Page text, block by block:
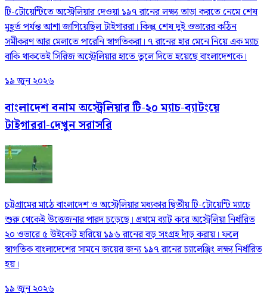
টি-টোয়েন্টিতে অস্ট্রেলিয়ার দেওয়া ১৯৭ রানের লক্ষ্য তাড়া করতে নেমে শেষ
মুহূর্ত পর্যন্ত আশা জাগিয়েছিল টাইগাররা। কিন্তু শেষ দুই ওভারের কঠিন
সমীকরণ আর মেলাতে পারেনি স্বাগতিকরা। ৭ রানের হার মেনে নিয়ে এক ম্যাচ
বাকি থাকতেই সিরিজ অস্ট্রেলিয়ার হাতে তুলে দিতে হয়েছে বাংলাদেশকে।
১৯ জুন ২০২৬
বাংলাদেশ বনাম অস্ট্রেলিয়ার টি-২০ ম্যাচ-ব্যাটংয়ে
টাইগাররা-দেখুন সরাসরি
চট্টগ্রামের মাঠে বাংলাদেশ ও অস্ট্রেলিয়ার মধ্যকার দ্বিতীয় টি-টোয়েন্টি ম্যাচে
শুরু থেকেই উত্তেজনার পারদ চড়েছে। প্রথমে ব্যাট করে অস্ট্রেলিয়া নির্ধারিত
২০ ওভারে ৫ উইকেট হারিয়ে ১৯৬ রানের বড় সংগ্রহ দাঁড় করায়। ফলে
স্বাগতিক বাংলাদেশের সামনে জয়ের জন্য ১৯৭ রানের চ্যালেঞ্জিং লক্ষ্য নির্ধারিত
হয়।
১৯ জুন ২০২৬